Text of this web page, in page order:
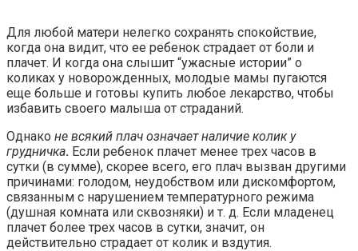
Для любой матери нелегко сохранять спокойствие,
когда она видит, что ее ребенок страдает от боли и
плачет. И когда она слышит “ужасные истории” о
коликах у новорожденных, молодые мамы пугаются
еще больше и готовы купить любое лекарство, чтобы
избавить своего малыша от страданий.
Однако не всякий плач означает наличие колик у
грудничка. Если ребенок плачет менее трех часов в
сутки (в сумме), скорее всего, его плач вызван другими
причинами: голодом, неудобством или дискомфортом,
связанным с нарушением температурного режима
(душная комната или сквозняки) и т. д. Если младенец
плачет более трех часов в сутки, значит, он
действительно страдает от колик и вздутия.